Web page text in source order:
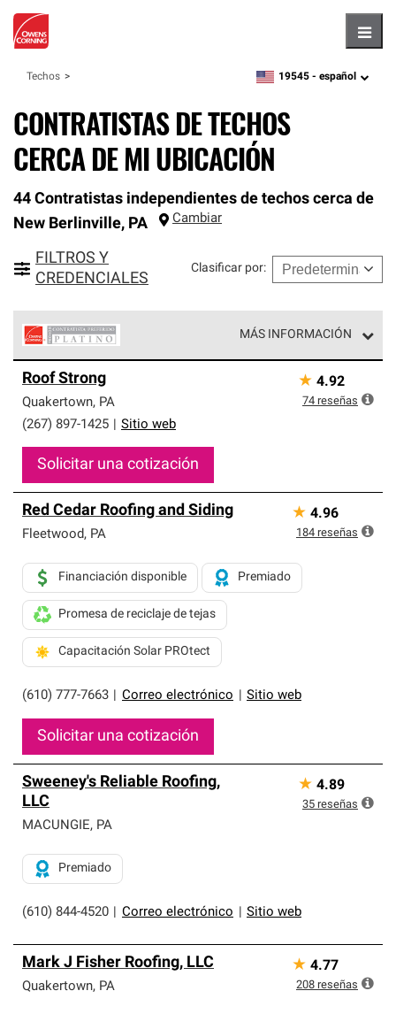
Techos zipcode,language
19545 - español
CONTRATISTAS DE TECHOS
CERCA DE MI UBICACIÓN
44 Contratistas independientes de techos cerca de
New Berlinville, PA Cambiar
FILTROS Y
CREDENCIALES
Clasificar por:
MÁS INFORMACIÓN
Corning constituyen el nivel superior de nuestra red
exclusiva y cumplen con estándares estrictos de
profesionalismo, confiabilidad y destreza incomparable.
Solo ellos pueden ofrecer nuestra mejor garantía de
sistemas de techos.
Roof Strong
Quakertown, PA
(267) 897-1425
Sitio web
Solicitar una cotización
★ 4.92
74 reseñas
Red Cedar Roofing and Siding
Fleetwood, PA
(610) 777-7663 Correo electrónico Sitio web
Financiación disponible Premiado
Promesa de reciclaje de tejas
Capacitación Solar PROtect
Solicitar una cotización
★ 4.96
184 reseñas
Sweeney's Reliable Roofing,
LLC
MACUNGIE, PA
(610) 844-4520 Correo electrónico Sitio web
Premiado
★ 4.89
35 reseñas
Mark J Fisher Roofing, LLC
Quakertown, PA
★ 4.77
208 reseñas